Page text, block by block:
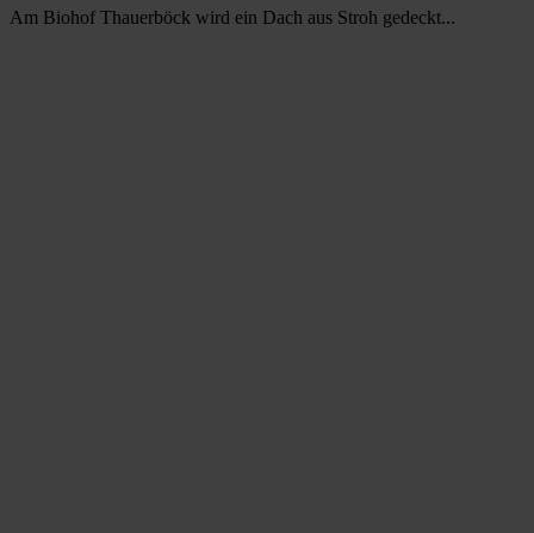
Am Biohof Thauerböck wird ein Dach aus Stroh gedeckt...